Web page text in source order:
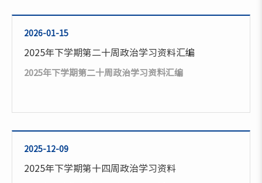
2026-01-15
2025年下学期第二十周政治学习资料汇编
2025年下学期第二十周政治学习资料汇编
2025-12-09
2025年下学期第十四周政治学习资料